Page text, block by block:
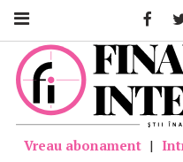
Vreau abonament |
Facebook